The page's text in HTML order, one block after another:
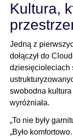
Kultura,
Jedną z
dołączył do
dziesięcioleciach
swobodna
wyróżniała.
„To nie były
„Było